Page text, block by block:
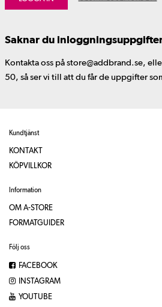
Saknar du
Kontakta oss på store@addbrand.se,
50, så ser vi till att du får de uppgifter
Kundtjänst
KONTAKT
KÖPVILLKOR
Information
OM A-STORE
FORMATGUIDER
Följ oss
FACEBOOK
INSTAGRAM
YOUTUBE